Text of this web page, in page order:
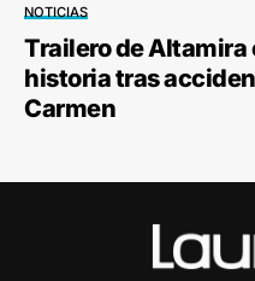
NOTICIAS
Trailero de Altamira
historia tras
Carmen